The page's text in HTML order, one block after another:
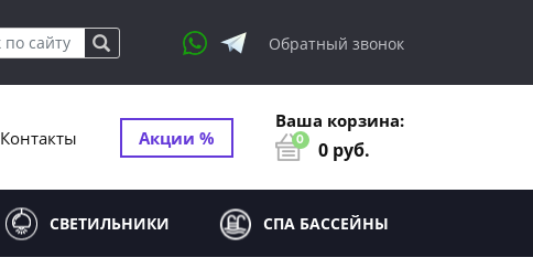
Обратный звонок
Контакты Акции %
Ваша корзина:
0 0 руб.
СВЕТИЛЬНИКИ СПА БАССЕЙНЫ